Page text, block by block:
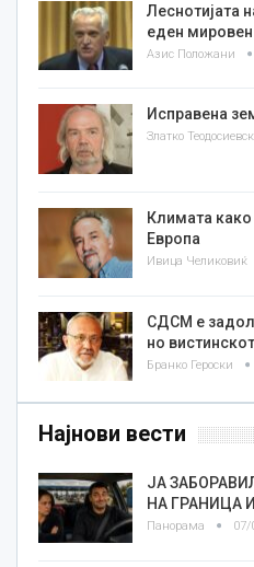
Леснотијата
еден
Азис Положани
Исправена
Климата
Европа
Ивица Челиковиќ
СДСМ е
но
Бранко Героски
Најнови вести
ЈА
НА ГРАНИЦА
Панорама 07/